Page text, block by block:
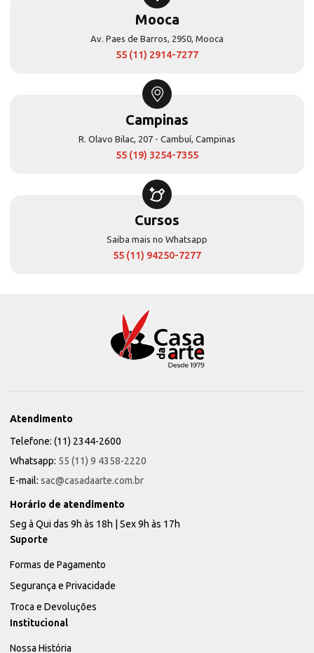
Mooca
Av. Paes de Barros, 2950, Mooca
55 (11) 2914-7277
Campinas
R. Olavo Bilac, 207 - Cambuí, Campinas
55 (19) 3254-7355
Cursos
Saiba mais no Whatsapp
55 (11) 94250-7277
Atendimento
Telefone: (11) 2344-2600
Whatsapp: 55 (11) 9 4358-2220
E-mail: sac@casadaarte.com.br
Horário de atendimento
Seg à Qui das 9h às 18h | Sex 9h às 17h
Suporte
Formas de Pagamento
Segurança e Privacidade
Troca e Devoluções
Institucional
Nossa História